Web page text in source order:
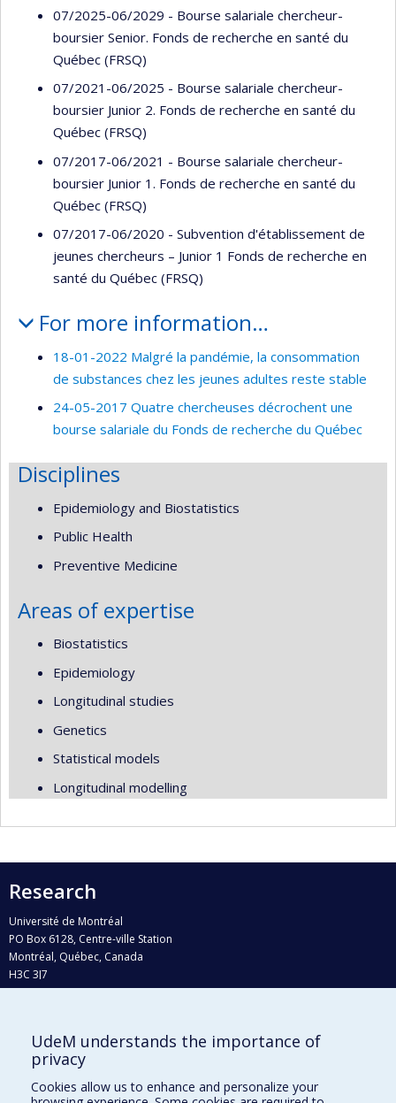
07/2025-06/2029 - Bourse salariale chercheur-
boursier Senior. Fonds de recherche en santé du
Québec (FRSQ)
07/2021-06/2025 - Bourse salariale chercheur-
boursier Junior 2. Fonds de recherche en santé du
Québec (FRSQ)
07/2017-06/2021 - Bourse salariale chercheur-
boursier Junior 1. Fonds de recherche en santé du
Québec (FRSQ)
07/2017-06/2020 - Subvention d'établissement de
jeunes chercheurs – Junior 1 Fonds de recherche en
santé du Québec (FRSQ)
For more information…
18-01-2022 Malgré la pandémie, la consommation
de substances chez les jeunes adultes reste stable
24-05-2017 Quatre chercheuses décrochent une
bourse salariale du Fonds de recherche du Québec
Disciplines
Epidemiology and Biostatistics
Public Health
Preventive Medicine
Areas of expertise
Biostatistics
Epidemiology
Longitudinal studies
Genetics
Statistical models
Longitudinal modelling
Research
Université de Montréal
PO Box 6128, Centre-ville Station
Montréal, Québec, Canada
H3C 3J7
Who does what?
Find us
UdeM understands the importance of
privacy
Cookies allow us to enhance and personalize your